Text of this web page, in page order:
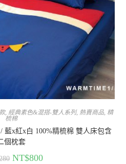
, 經典素色&混搭-雙人系列, 熱賣商品, 精
梳棉
藍x紅x白 100%精梳棉 雙人床包含
個枕套
NT$800